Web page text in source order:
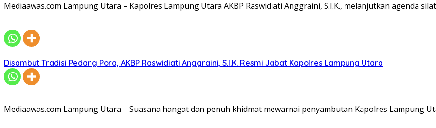
Mediaawas.com Lampung Utara – Kapolres Lampung Utara AKBP Raswidiati Anggraini, S.I.K., melanjutkan agenda
Disambut Tradisi Pedang Pora, AKBP Raswidiati Anggraini, S.I.K. Resmi Jabat Kapolres Lampung Utara
Mediaawas.com Lampung Utara – Suasana hangat dan penuh khidmat mewarnai penyambutan Kapolres Lampung